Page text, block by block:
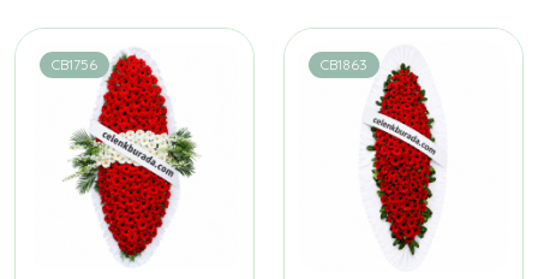
CB1756 CB1863